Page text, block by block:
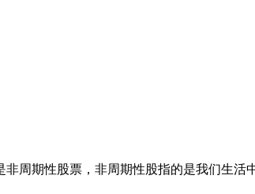
周期性股票，非周期性股指的是我们生活